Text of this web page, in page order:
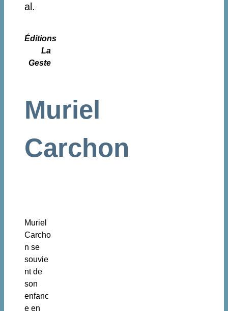
al.
Éditions
La
Geste
Muriel
Carchon
Muriel
Carcho
n se
souvie
nt de
son
enfanc
e en